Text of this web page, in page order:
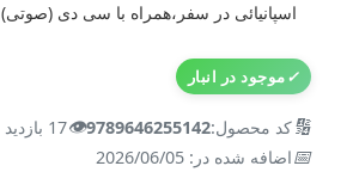
اسپانیائی در سفر،همراه با سی دی (صوتی)
✓موجود در انبار
🔢کد محصول:9789646255142
👁️17 بازدید
📅اضافه شده در: 2026/06/05